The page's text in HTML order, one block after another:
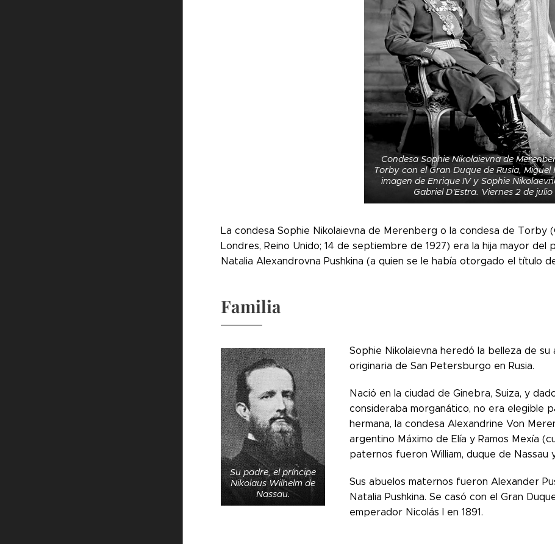
Condesa Sophie Nikolaievna de
Torby con el Gran Duque de Rusia, Miguel
imagen de Enrique IV y Sophie
Gabriel D'Estra. Viernes 2 de julio
La condesa Sophie Nikolaievna de Merenberg o la condesa de Torby
Londres, Reino Unido; 14 de septiembre de 1927) era la hija mayor del
Natalia Alexandrovna Pushkina (a quien se le había otorgado el título
Familia
Su padre, el príncipe
Nikolaus Wilhelm de
Nassau.
Sophie Nikolaievna heredó la belleza de su
originaria de San Petersburgo en Rusia.
Nació en la ciudad de Ginebra, Suiza, y
consideraba morganático, no era elegible
hermana, la condesa Alexandrine Von
argentino Máximo de Elía y Ramos Mexía
paternos fueron William, duque de
Sus abuelos maternos fueron Alexander
Natalia Pushkina. Se casó con el Gran
emperador Nicolás I en 1891.